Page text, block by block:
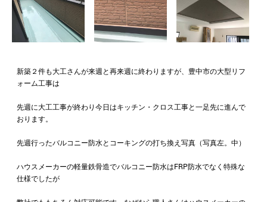
新築２件も大工さんが来週と再来週に終わりますが、豊中市の大型リフ
ォーム工事は
先週に大工工事が終わり今日はキッチン・クロス工事と一足先に進んで
おります。
先週行ったバルコニー防水とコーキングの打ち換え写真（写真左。中）
ハウスメーカーの軽量鉄骨造でバルコニー防水はFRP防水でなく特殊な
仕様でしたが